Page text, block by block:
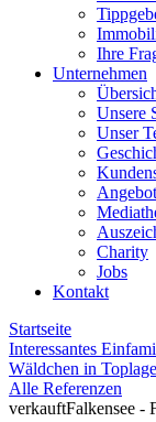
Ihre
Unternehmen
Unsere
Unser
Charity
Jobs
Kontakt
Startseite
Interessantes
Wäldchen in
Alle Referenzen
verkauftFalkensee -